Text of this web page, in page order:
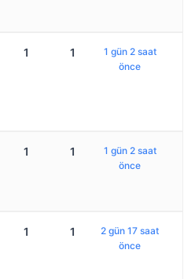
1 1
1 gün 2 saat
önce
1 1
1 gün 2 saat
önce
1 1
2 gün 17 saat
önce